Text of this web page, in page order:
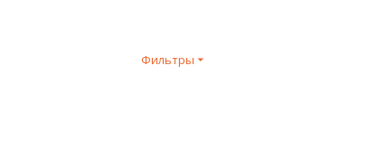
Фильтры